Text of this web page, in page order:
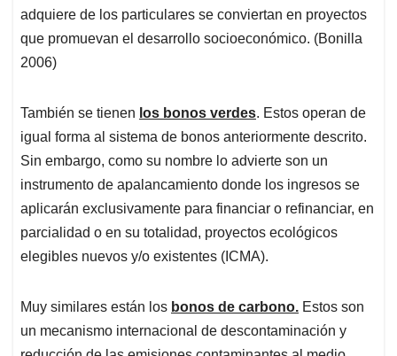
adquiere de los particulares se conviertan en proyectos
que promuevan el desarrollo socioeconómico. (Bonilla
2006)
También se tienen los bonos verdes. Estos operan de
igual forma al sistema de bonos anteriormente descrito.
Sin embargo, como su nombre lo advierte son un
instrumento de apalancamiento donde los ingresos se
aplicarán exclusivamente para financiar o refinanciar, en
parcialidad o en su totalidad, proyectos ecológicos
elegibles nuevos y/o existentes (ICMA).
Muy similares están los bonos de carbono. Estos son
un mecanismo internacional de descontaminación y